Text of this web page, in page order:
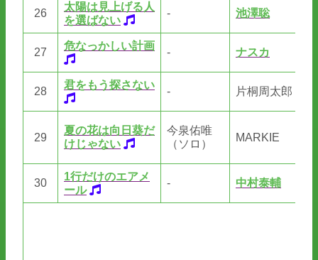
26
太陽は見上げる人
を選ばない
- 池澤聡
27
危なっかしい計画
- ナスカ
28
君をもう探さない
- 片桐周太郎
29
夏の花は向日葵だ
けじゃない
今泉佑唯
（ソロ）
MARKIE
30
1行だけのエアメ
ール
- 中村泰輔